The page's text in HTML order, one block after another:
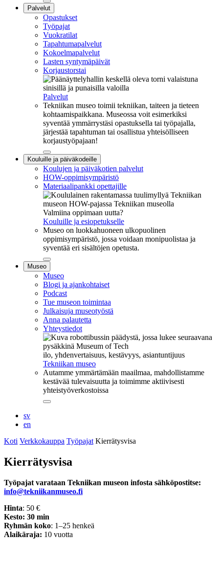
Sulje
alavalikko
Palvelut
Opastukset
Työpajat
Vuokratilat
Tapahtumapalvelut
Kokoelmapalvelut
Lasten syntymäpäivät
Korjaustorstai
Palvelut
Tekniikan museo toimii tekniikan, taiteen ja tieteen
kohtaamispaikkana. Museossa voit esimerkiksi
syventää ymmärrystäsi opastuksella tai työpajalla,
järjestää tapahtuman tai osallistua yhteisölliseen
korjaustyöpajaan!
Sulje
alavalikko
Kouluille ja päiväkodeille
Koulujen ja päiväkotien palvelut
HOW-oppimisympäristö
Materiaalipankki opettajille
Valmiina oppimaan uutta?
Kouluille ja esiopetukselle
Museo on luokkahuoneen ulkopuolinen
oppimisympäristö, jossa voidaan monipuolistaa ja
syventää eri sisältöjen opetusta.
Sulje
alavalikko
Museo
Museo
Blogi ja ajankohtaiset
Podcast
Tue museon toimintaa
Julkaisuja museotyöstä
Anna palautetta
Yhteystiedot
ilo, yhdenvertaisuus, kestävyys, asiantuntijuus
Tekniikan museo
Autamme ymmärtämään maailmaa, mahdollistamme
kestävää tulevaisuutta ja toimimme aktiivisesti
yhteistyöverkostoissa
Sulje
sv
en
Koti Verkkokauppa Työpajat Kierrätysvisa
Kierrätysvisa
Työpajat varataan Tekniikan museon infosta sähköpostitse:
info@tekniikanmuseo.fi
Hinta: 50 €
Kesto: 30 min
Ryhmän koko: 1–25 henkeä
Alaikäraja: 10 vuotta